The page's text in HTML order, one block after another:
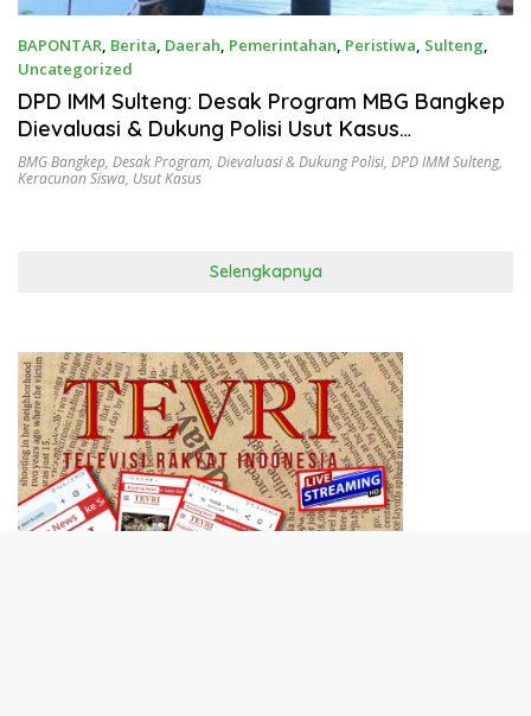
BAPONTAR, Berita, Daerah, Pemerintahan, Peristiwa, Sulteng,
Uncategorized
Oktober 3, 2025
DPD IMM Sulteng: Desak Program MBG Bangkep
Dievaluasi & Dukung Polisi Usut Kasus
Keracunan Siswa
BMG Bangkep, Desak Program, Dievaluasi & Dukung Polisi, DPD IMM Sulteng,
Keracunan Siswa, Usut Kasus
Selengkapnya